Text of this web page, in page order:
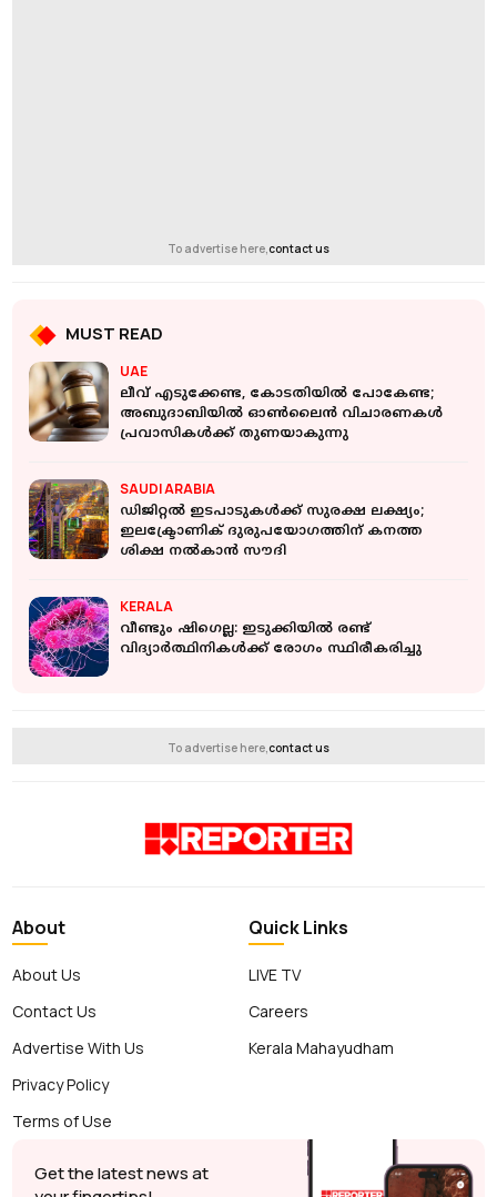
To advertise here,contact us
MUST READ
UAE
ലീവ് എടുക്കേണ്ട, കോടതിയിൽ പോകേണ്ട;
അബുദാബിയിൽ ഓൺലൈൻ വിചാരണകൾ
പ്രവാസികൾക്ക് തുണയാകുന്നു
SAUDI ARABIA
ഡിജിറ്റൽ ഇടപാടുകൾക്ക് സുരക്ഷ ലക്ഷ്യം;
ഇലക്ട്രോണിക് ദുരുപയോ​ഗത്തിന് കനത്ത
ശിക്ഷ നൽകാൻ സൗദി
KERALA
വീണ്ടും ഷിഗെല്ല: ഇടുക്കിയില്‍ രണ്ട്
വിദ്യാര്‍ത്ഥിനികള്‍ക്ക് രോഗം സ്ഥിരീകരിച്ചു
To advertise here,contact us
About
About Us
Contact Us
Advertise With Us
Privacy Policy
Terms of Use
Quick Links
LIVE TV
Careers
Kerala Mahayudham
Get the latest news at